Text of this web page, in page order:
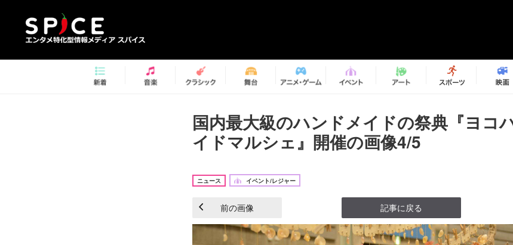
国内最大級のハンドメイドの祭典『ヨコ
イドマルシェ』開催の画像4/5
ニュース イベント/レジャー
前の画像 記事に戻る